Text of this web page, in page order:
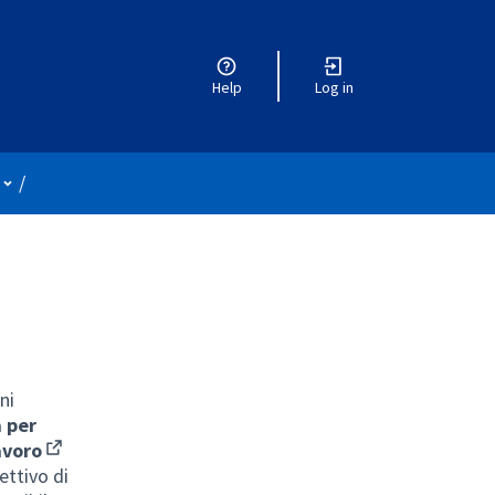
Help Log in
User menu
/
per
(Opens in new tab)
di